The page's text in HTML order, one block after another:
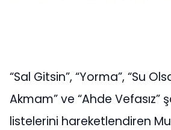
“Sal Gitsin”, “Yorma”, “Su
Akmam” ve “Ahde Vefasız”
listelerini hareketlendiren